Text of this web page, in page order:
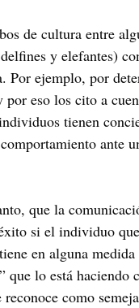
de cultura entre
y elefantes)
Por ejemplo, por
eso los cito a
tienen
ante
que la
si el individuo
en alguna medida
que lo está haciendo
como